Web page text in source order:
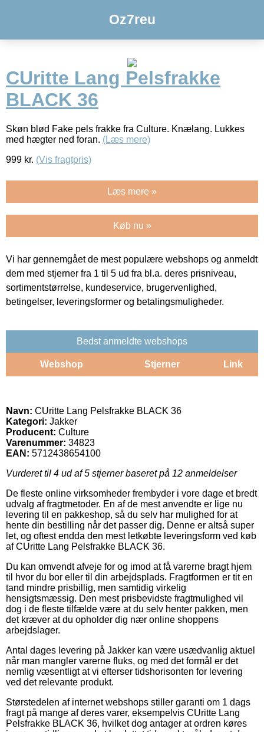
Oz7reu
CUritte Lang Pelsfrakke
BLACK 36
Skøn blød Fake pels frakke fra Culture. Knælang. Lukkes
med hægter ned foran. (Læs mere)
999 kr. (Vis fragtpris)
Læs mere »
Køb nu »
Vi har gennemgået de mest populære webshops og anmeldt
dem med stjerner fra 1 til 5 ud fra bl.a. deres prisniveau,
sortimentstørrelse, kundeservice, brugervenlighed,
betingelser, leveringsformer og betalingsmuligheder.
Bedst anmeldte webshops
Webshop Stjerner Link
Navn: CUritte Lang Pelsfrakke BLACK 36
Kategori: Jakker
Producent: Culture
Varenummer: 34823
EAN: 5712438654100
Vurderet til 4 ud af 5 stjerner baseret på 12 anmeldelser
De fleste online virksomheder frembyder i vore dage et bredt
udvalg af fragtmetoder. En af de mest anvendte er lige nu
levering til en pakkeshop, så du selv har mulighed for at
hente din bestilling når det passer dig. Denne er altså super
let, og oftest endda den mest letkøbte leveringsform ved køb
af CUritte Lang Pelsfrakke BLACK 36.
Du kan omvendt afveje for og imod at få varerne bragt hjem
til hvor du bor eller til din arbejdsplads. Fragtformen er tit en
tand mindre prisbillig, men samtidig virkelig
hensigtsmæssig. Den mest prisbevidste fragtmulighed vil
dog i de fleste tilfælde være at du selv henter pakken, men
det kræver at du opholder dig nær online shoppens
arbejdslager.
Antal dages levering på Jakker kan være usædvanlig aktuel
når man mangler varerne fluks, og med det formål er det
nemlig væsentligt at vi efterser tidshorisonten for levering
ved det relevante produkt.
Størstedelen af internet webshops stiller garanti om 1 dags
fragt på mange af deres varer, eksempelvis CUritte Lang
Pelsfrakke BLACK 36, hvilket dog antager at ordren køres